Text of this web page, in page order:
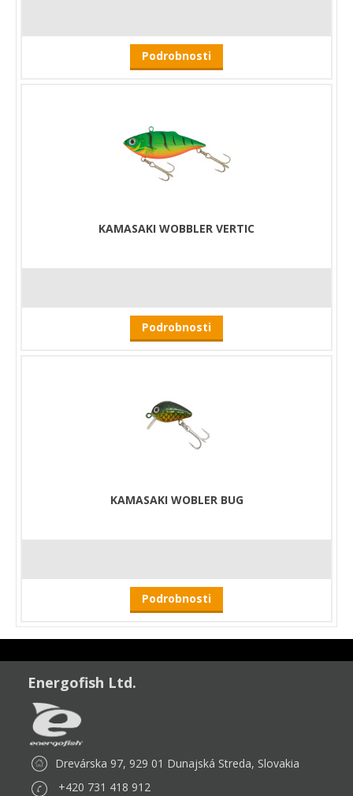
Podrobnosti
KAMASAKI WOBBLER VERTIC
Podrobnosti
KAMASAKI WOBLER BUG
Podrobnosti
Energofish Ltd.
Drevárska 97, 929 01 Dunajská Streda, Slovakia
+420 731 418 912